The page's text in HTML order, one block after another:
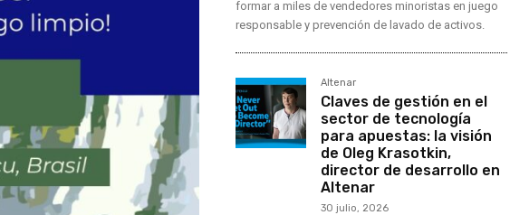
formar a miles de vendedores minoristas en juego
responsable y prevención de lavado de activos.
Altenar
Claves de gestión en el
sector de tecnología
para apuestas: la visión
de Oleg Krasotkin,
director de desarrollo en
Altenar
30 julio, 2026